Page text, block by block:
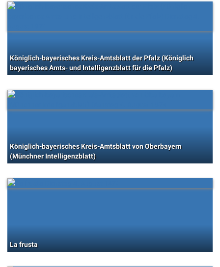
Königlich-bayerisches Kreis-Amtsblatt der Pfalz (Königlich
bayerisches Amts- und Intelligenzblatt für die Pfalz)
Königlich-bayerisches Kreis-Amtsblatt von Oberbayern
(Münchner Intelligenzblatt)
La frusta